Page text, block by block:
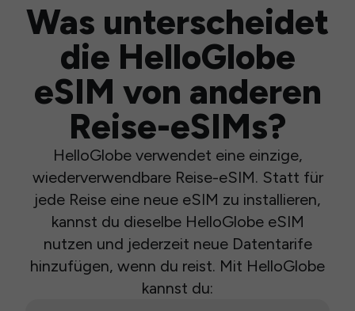
Was unterscheidet
die HelloGlobe
eSIM von anderen
Reise-eSIMs?
HelloGlobe verwendet eine einzige,
wiederverwendbare Reise-eSIM. Statt für
jede Reise eine neue eSIM zu installieren,
kannst du dieselbe HelloGlobe eSIM
nutzen und jederzeit neue Datentarife
hinzufügen, wenn du reist. Mit HelloGlobe
kannst du: